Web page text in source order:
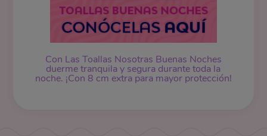
Con Las Toallas Nosotras Buenas Noches
duerme tranquila y segura durante toda la
noche. ¡Con 8 cm extra para mayor protección!